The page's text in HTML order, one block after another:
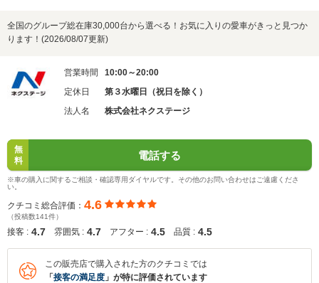
全国のグループ総在庫30,000台から選べる！お気に入りの愛車がきっと見つか
ります！(2026/08/07更新)
営業時間
10:00～20:00
定休日
第３水曜日（祝日を除く）
法人名
株式会社ネクステージ
無
料
電話する
※車の購入に関するご相談・確認専用ダイヤルです。その他のお問い合わせはご遠慮くださ
い。
クチコミ総合評価： 4.6
（投稿数141件）
接客 : 4.7 雰囲気 : 4.7 アフター : 4.5 品質 : 4.5
この販売店で購入された方のクチコミでは
「 接客の満足度 」が特に評価されています